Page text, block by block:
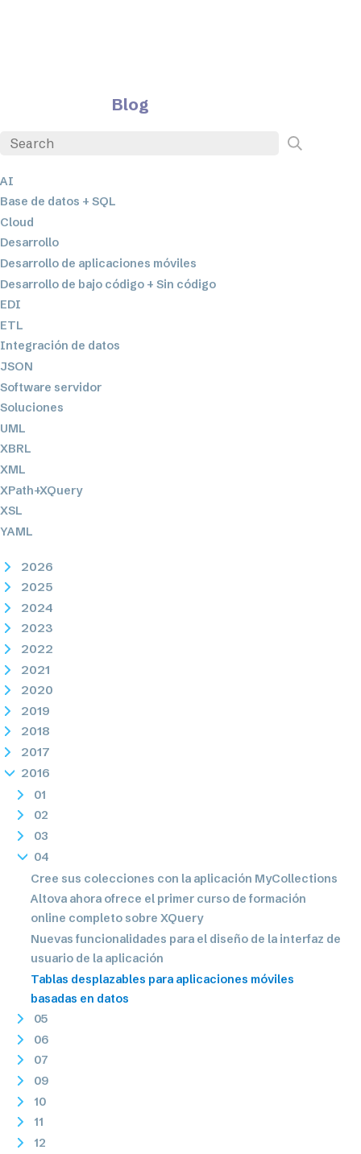
Blog
AI
Base de datos + SQL
Cloud
Desarrollo
Desarrollo de aplicaciones móviles
Desarrollo de bajo código + Sin código
EDI
ETL
Integración de datos
JSON
Software servidor
Soluciones
UML
XBRL
XML
XPath+XQuery
XSL
YAML
2026
2025
2024
2023
2022
2021
2020
2019
2018
2017
2016
01
02
03
04
Cree sus colecciones con la aplicación MyCollections
Altova ahora ofrece el primer curso de formación
online completo sobre XQuery
Nuevas funcionalidades para el diseño de la interfaz de
usuario de la aplicación
Tablas desplazables para aplicaciones móviles
basadas en datos
05
06
07
09
10
11
12